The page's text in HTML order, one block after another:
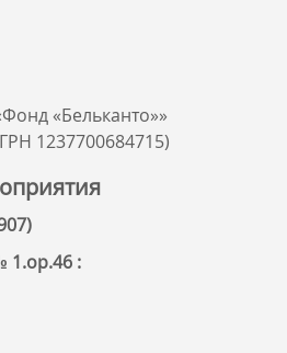
«Бельканто»»
1237700684715)
1.ор.46 :